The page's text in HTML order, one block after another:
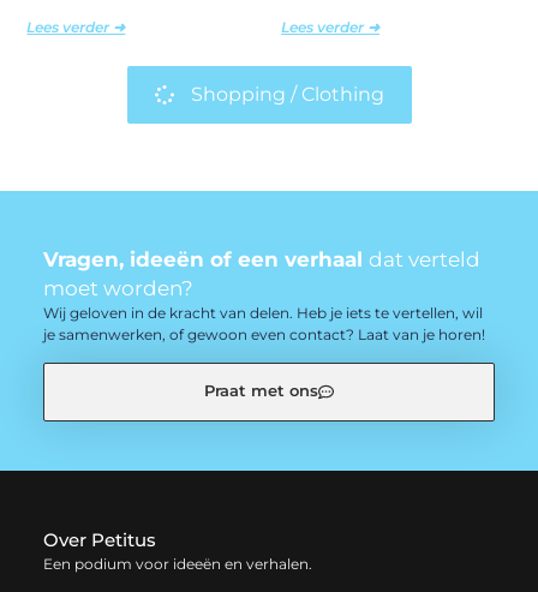
Lees verder ➜ Lees verder ➜
Shopping / Clothing
Vragen, ideeën of een verhaal dat verteld
moet worden?
Wij geloven in de kracht van delen. Heb je iets te vertellen, wil
je samenwerken, of gewoon even contact? Laat van je horen!
Praat met ons
Over Petitus
Een podium voor ideeën en verhalen.